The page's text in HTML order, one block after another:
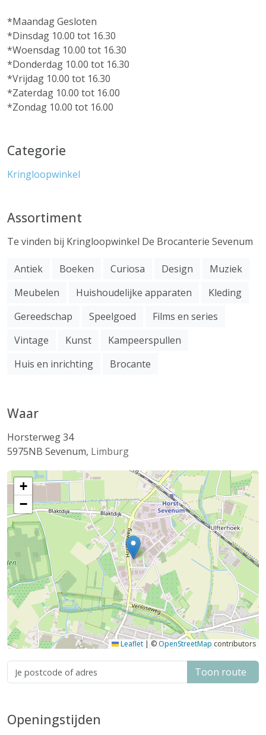
*Maandag Gesloten
*Dinsdag 10.00 tot 16.30
*Woensdag 10.00 tot 16.30
*Donderdag 10.00 tot 16.30
*Vrijdag 10.00 tot 16.30
*Zaterdag 10.00 tot 16.00
*Zondag 10.00 tot 16.00
Categorie
Kringloopwinkel
Assortiment
Te vinden bij Kringloopwinkel De Brocanterie Sevenum
Antiek Boeken Curiosa Design
Muziek
Meubelen
Huishoudelijke apparaten
Kleding
Gereedschap
Speelgoed
Films en series
Vintage
Kunst
Kampeerspullen
Huis en inrichting
Brocante
Waar
Horsterweg 34
5975NB Sevenum, Limburg
+
−
Leaflet | ©OpenStreetMap contributors
Toon route
Openingstijden